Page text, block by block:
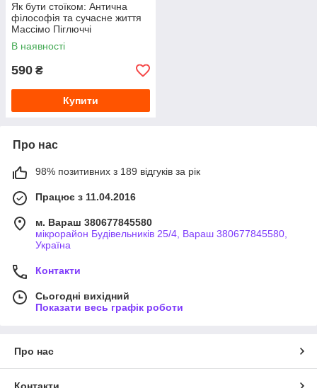
Як бути стоїком: Антична
філософія та сучасне життя
Массімо Піглюччі
В наявності
590 ₴
Купити
Про нас
98% позитивних з 189 відгуків за рік
Працює з 11.04.2016
м. Вараш 380677845580
мікрорайон Будівельників 25/4, Вараш 380677845580,
Україна
Контакти
Сьогодні вихідний
Показати весь графік роботи
Про нас